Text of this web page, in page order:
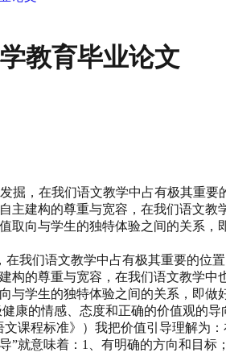
教育毕业论文
掘，在我们语文教学中占有极其重
主建构的尊重与宽容，在我们语文
向与学生的独特体验之间的关系，
我们语文教学中占有极其重要的位
构的尊重与宽容，在我们语文教学
学生的独特体验之间的关系，即做
康的情感、态度和正确的价值观的
课程标准》）我把价值引导理解
”就意味着：1、有明确的方向和目